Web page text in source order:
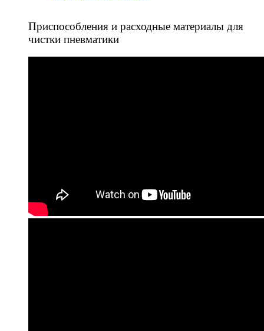
Приспособления и расходные материалы для
чистки пневматики